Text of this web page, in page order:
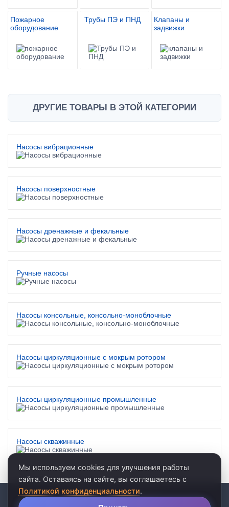
Пожарное
оборудование
Трубы ПЭ и ПНД
Клапаны и
задвижки
ДРУГИЕ ТОВАРЫ В ЭТОЙ КАТЕГОРИИ
Насосы вибрационные
Насосы поверхностные
Насосы дренажные и фекальные
Ручные насосы
Насосы консольные, консольно-моноблочные
Насосы циркуляционные с мокрым ротором
Насосы циркуляционные промышленные
Насосы скважинные
© 2026 · ООО «АКВАРЕЛЬ»
Мы используем cookies для улучшения работы
сайта. Оставаясь на сайте, вы соглашаетесь с
Политикой конфиденциальности.